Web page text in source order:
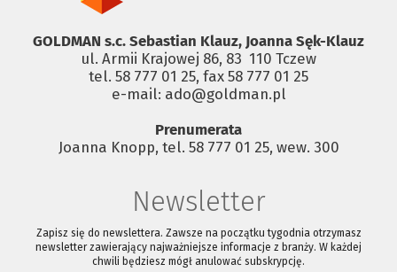
GOLDMAN s.c. Sebastian Klauz, Joanna Sęk-Klauz
ul. Armii Krajowej 86, 83 ­ 110 Tczew
tel. 58 777 01 25, fax 58 777 01 25
e-mail: ado@goldman.pl
Prenumerata
Joanna Knopp, tel. 58 777 01 25, wew. 300
Newsletter
Zapisz się do newslettera. Zawsze na początku tygodnia otrzymasz
newsletter zawierający najważniejsze informacje z branży. W każdej
chwili będziesz mógł anulować subskrypcję.